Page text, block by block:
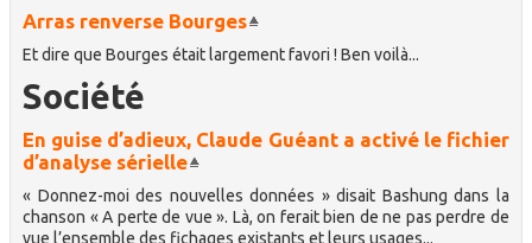
Arras renverse Bourges
Et dire que Bourges était largement favori ! Ben voilà...
Société
En guise d’adieux, Claude Guéant a activé le fichier
d’analyse sérielle
« Donnez-moi des nouvelles données » disait Bashung dans la
chanson « A perte de vue ». Là, on ferait bien de ne pas perdre de
vue l’ensemble des fichages existants et leurs usages...